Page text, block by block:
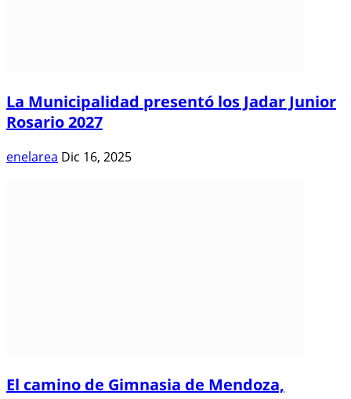
La Municipalidad presentó los Jadar Junior
Rosario 2027
enelarea Dic 16, 2025
El camino de Gimnasia de Mendoza,